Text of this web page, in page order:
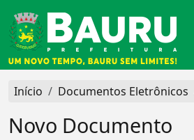
Início Documentos Eletrônicos
Novo Documento